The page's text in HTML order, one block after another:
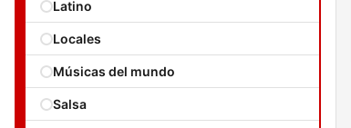
Latino
Locales
Músicas del mundo
Salsa